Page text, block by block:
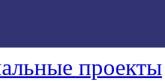
проекты